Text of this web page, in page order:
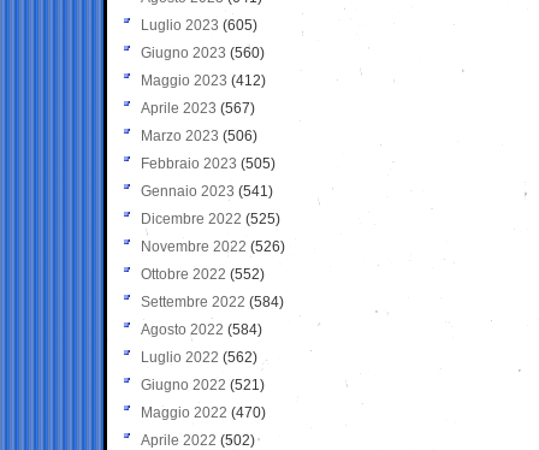
Luglio 2023 (605)
Giugno 2023 (560)
Maggio 2023 (412)
Aprile 2023 (567)
Marzo 2023 (506)
Febbraio 2023 (505)
Gennaio 2023 (541)
Dicembre 2022 (525)
Novembre 2022 (526)
Ottobre 2022 (552)
Settembre 2022 (584)
Agosto 2022 (584)
Luglio 2022 (562)
Giugno 2022 (521)
Maggio 2022 (470)
Aprile 2022 (502)